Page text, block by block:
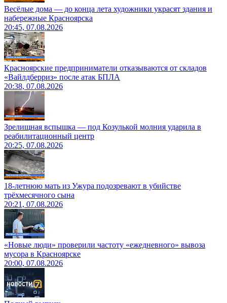
Весёлые дома — до конца лета художники украсят здания и
набережные Красноярска
20:45, 07.08.2026
Красноярские предприниматели отказываются от складов
«Вайлдберриз» после атак БПЛА
20:38, 07.08.2026
Зрелищная вспышка — под Козулькой молния ударила в
реабилитационный центр
20:25, 07.08.2026
18-летнюю мать из Ужура подозревают в убийстве
трёхмесячного сына
20:21, 07.08.2026
«Новые люди» проверили частоту «ежедневного» вывоза
мусора в Красноярске
20:00, 07.08.2026